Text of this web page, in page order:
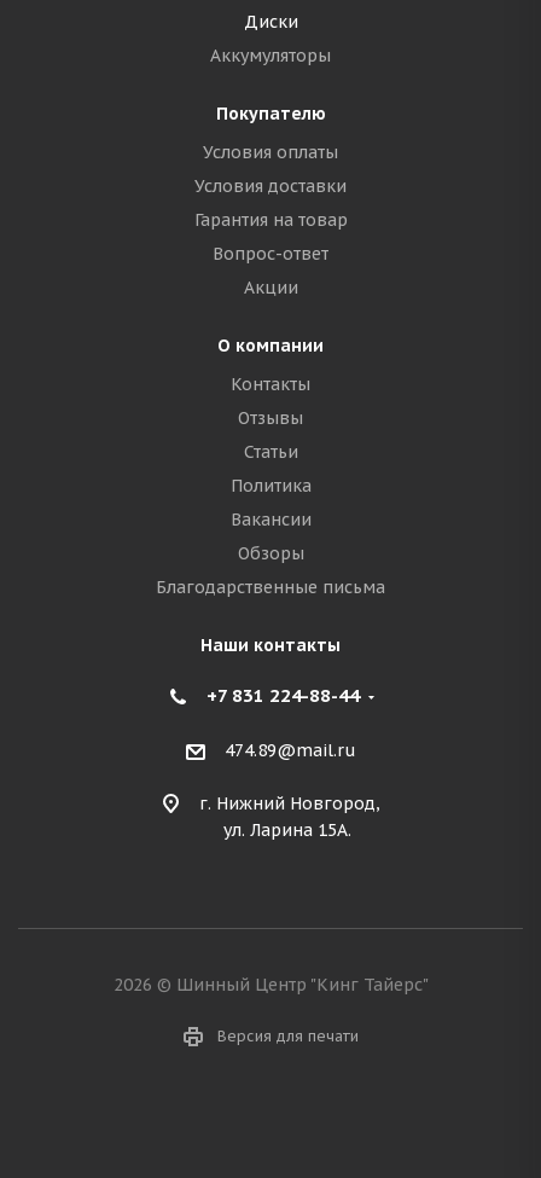
Диски
Аккумуляторы
Покупателю
Условия оплаты
Условия доставки
Гарантия на товар
Вопрос-ответ
Акции
О компании
Контакты
Отзывы
Статьи
Политика
Вакансии
Обзоры
Благодарственные письма
Наши контакты
+7 831 224-88-44
474.89@mail.ru
г. Нижний Новгород,
ул. Ларина 15А.
2026 © Шинный Центр "Кинг Тайерс"
Версия для печати